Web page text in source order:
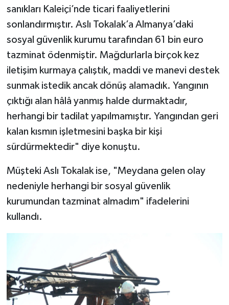
sanıkları Kaleiçi’nde ticari faaliyetlerini
sonlandırmıştır. Aslı Tokalak’a Almanya’daki
sosyal güvenlik kurumu tarafından 61 bin euro
tazminat ödenmiştir. Mağdurlarla birçok kez
iletişim kurmaya çalıştık, maddi ve manevi destek
sunmak istedik ancak dönüş alamadık. Yangının
çıktığı alan hâlâ yanmış halde durmaktadır,
herhangi bir tadilat yapılmamıştır. Yangından geri
kalan kısmın işletmesini başka bir kişi
sürdürmektedir" diye konuştu.
Müşteki Aslı Tokalak ise, "Meydana gelen olay
nedeniyle herhangi bir sosyal güvenlik
kurumundan tazminat almadım" ifadelerini
kullandı.